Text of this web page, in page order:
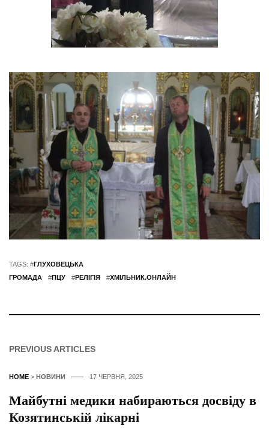
TAGS: #ГЛУХОВЕЦЬКА
ГРОМАДА
#ПЦУ #РЕЛІГІЯ #ХМІЛЬНИК.ОНЛАЙН
PREVIOUS ARTICLES
HOME > НОВИНИ 17 ЧЕРВНЯ, 2025
Майбутні медики набираються досвіду в
Козятинській лікарні